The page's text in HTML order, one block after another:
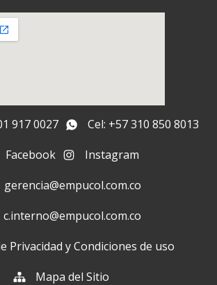
917 0027
Cel: +57 310 850 8013
Facebook
Instagram
gerencia@empucol.com.co
c.interno@empucol.com.co
Privacidad y Condiciones de uso
Mapa del Sitio